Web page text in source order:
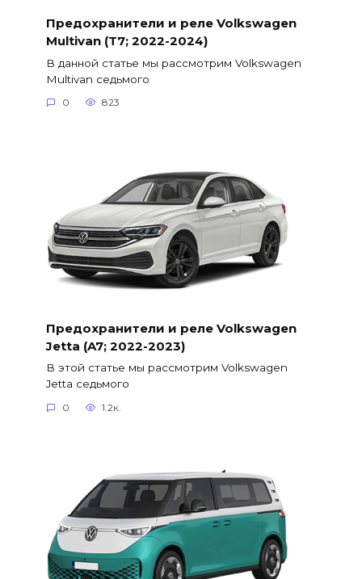
Предохранители и реле Volkswagen
Multivan (T7; 2022-2024)
В данной статье мы рассмотрим Volkswagen
Multivan седьмого
0 823
Предохранители и реле Volkswagen
Jetta (A7; 2022-2023)
В этой статье мы рассмотрим Volkswagen
Jetta седьмого
0 1.2к.